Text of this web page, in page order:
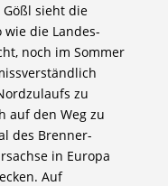
Gößl sieht die
die Landes-
noch im Sommer
zu
auf den Weg zu
des Brenner-
in Europa
Auf